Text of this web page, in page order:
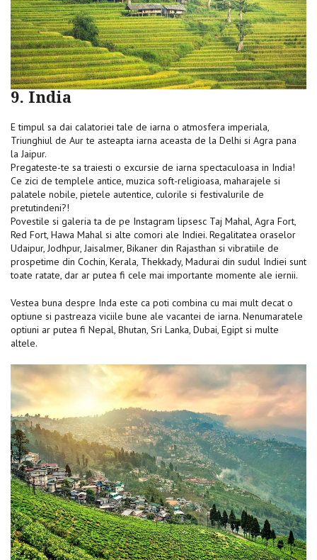
9. India
E timpul sa dai calatoriei tale de iarna o atmosfera imperiala,
Triunghiul de Aur te asteapta iarna aceasta de la Delhi si Agra pana
la Jaipur.
Pregateste-te sa traiesti o excursie de iarna spectaculoasa in India!
Ce zici de templele antice, muzica soft-religioasa, maharajele si
palatele nobile, pietele autentice, culorile si festivalurile de
pretutindeni?!
Povestile si galeria ta de pe Instagram lipsesc Taj Mahal, Agra Fort,
Red Fort, Hawa Mahal si alte comori ale Indiei. Regalitatea oraselor
Udaipur, Jodhpur, Jaisalmer, Bikaner din Rajasthan si vibratiile de
prospetime din Cochin, Kerala, Thekkady, Madurai din sudul Indiei sunt
toate ratate, dar ar putea fi cele mai importante momente ale iernii.
Vestea buna despre Inda este ca poti combina cu mai mult decat o
optiune si pastreaza viciile bune ale vacantei de iarna. Nenumaratele
optiuni ar putea fi Nepal, Bhutan, Sri Lanka, Dubai, Egipt si multe
altele.